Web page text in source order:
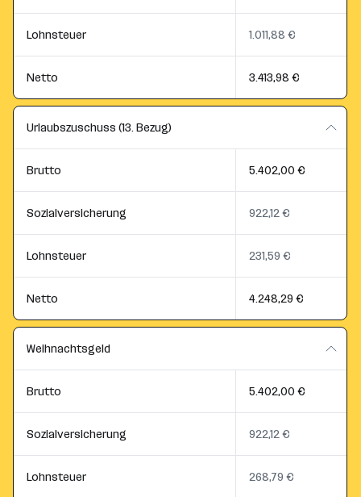
Lohnsteuer 1.011,88 €
Netto 3.413,98 €
Urlaubszuschuss (13. Bezug)
Brutto 5.402,00 €
Sozialversicherung 922,12 €
Lohnsteuer 231,59 €
Netto 4.248,29 €
Weihnachtsgeld
Brutto 5.402,00 €
Sozialversicherung 922,12 €
Lohnsteuer 268,79 €